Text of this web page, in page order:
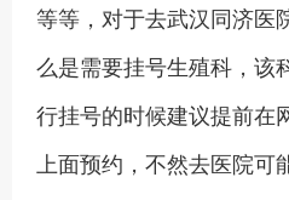
等等，对于去武汉同济医
么是需要挂号生殖科，该
行挂号的时候建议提前在
上面预约，不然去医院可